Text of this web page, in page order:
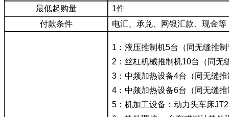
最低起购量
1件
付款条件
电汇、承兑、网银汇款、现金等
1：液压推制机5台（同无缝推
2：丝杠机械推制机10台（同无
3：中频加热设备4台（同无缝
4：中频加热设备6台（同无缝
5：机加工设备：动力头车床